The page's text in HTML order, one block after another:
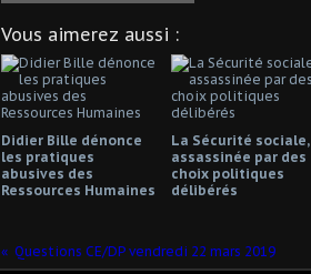
Vous aimerez aussi :
Didier Bille dénonce
les pratiques
abusives des
Ressources Humaines
La Sécurité sociale,
assassinée par des
choix politiques
délibérés
Questions CE/DP vendredi 22 mars 2019